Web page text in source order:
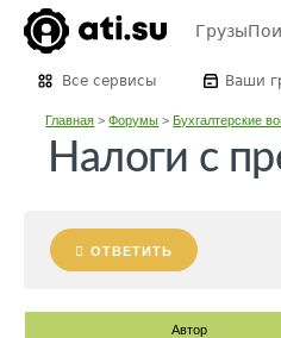
Грузы
Все сервисы Ваши
Главная >Форумы >Бухгалтерские
Налоги с
ОТВЕТИТЬ
Автор